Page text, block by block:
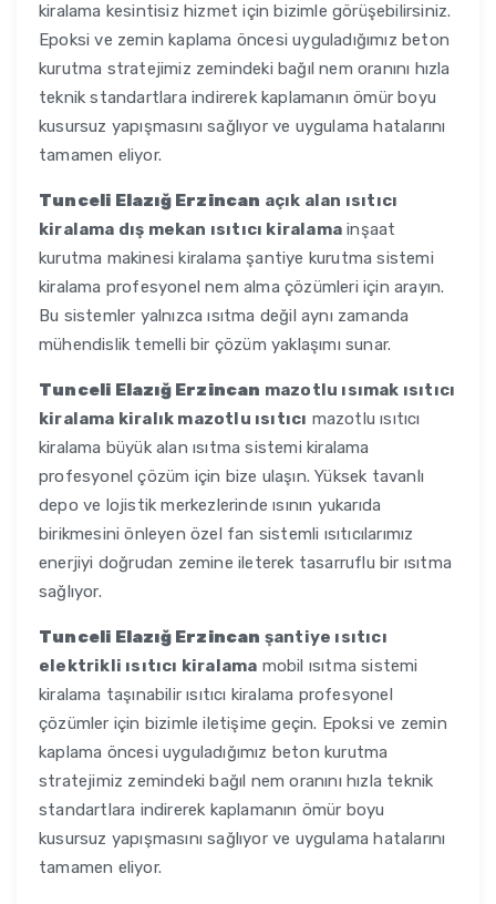
kiralama kesintisiz hizmet için bizimle görüşebilirsiniz.
Epoksi ve zemin kaplama öncesi uyguladığımız beton
kurutma stratejimiz zemindeki bağıl nem oranını hızla
teknik standartlara indirerek kaplamanın ömür boyu
kusursuz yapışmasını sağlıyor ve uygulama hatalarını
tamamen eliyor.
Tunceli Elazığ Erzincan açık alan ısıtıcı
kiralama dış mekan ısıtıcı kiralama inşaat
kurutma makinesi kiralama şantiye kurutma sistemi
kiralama profesyonel nem alma çözümleri için arayın.
Bu sistemler yalnızca ısıtma değil aynı zamanda
mühendislik temelli bir çözüm yaklaşımı sunar.
Tunceli Elazığ Erzincan mazotlu ısımak ısıtıcı
kiralama kiralık mazotlu ısıtıcı mazotlu ısıtıcı
kiralama büyük alan ısıtma sistemi kiralama
profesyonel çözüm için bize ulaşın. Yüksek tavanlı
depo ve lojistik merkezlerinde ısının yukarıda
birikmesini önleyen özel fan sistemli ısıtıcılarımız
enerjiyi doğrudan zemine ileterek tasarruflu bir ısıtma
sağlıyor.
Tunceli Elazığ Erzincan şantiye ısıtıcı
elektrikli ısıtıcı kiralama mobil ısıtma sistemi
kiralama taşınabilir ısıtıcı kiralama profesyonel
çözümler için bizimle iletişime geçin. Epoksi ve zemin
kaplama öncesi uyguladığımız beton kurutma
stratejimiz zemindeki bağıl nem oranını hızla teknik
standartlara indirerek kaplamanın ömür boyu
kusursuz yapışmasını sağlıyor ve uygulama hatalarını
tamamen eliyor.